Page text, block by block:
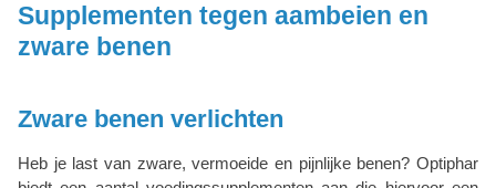
Supplementen tegen aambeien en
zware benen
Zware benen verlichten
Heb je last van zware, vermoeide en pijnlijke benen? Optiphar